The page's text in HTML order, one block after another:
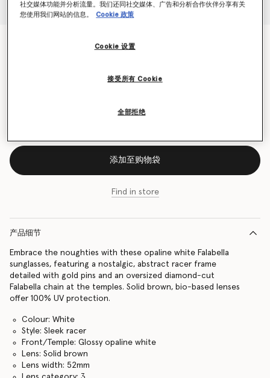
Falabella Rectangular Sunglasses
添加至购物袋
Find in store
产品细节
Embrace the noughties with these opaline white Falabella
sunglasses, featuring a nostalgic, abstract racer frame
detailed with gold pins and an oversized diamond-cut
Falabella chain at the temples. Solid brown, bio-based lenses
offer 100% UV protection.
Colour: White
Style: Sleek racer
Front/Temple: Glossy opaline white
Lens: Solid brown
Lens width: 52mm
社交媒体功能并分析流量。我们还同社交媒体、广告和分析合作伙伴分享有关
您使用我们网站的信息。
Cookie 政策
Cookie 设置
全部拒绝
接受所有 Cookie